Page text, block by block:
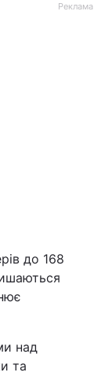
Реклама
до 168
над
та